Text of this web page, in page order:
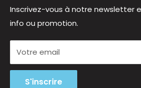
Envois et Retours
Modes de Paiement
Dépannages & FAQ
Recherche
Avis Clients
Inscrivez-vous à notre newsletter
info ou promotion.
Votre email
S'inscrire